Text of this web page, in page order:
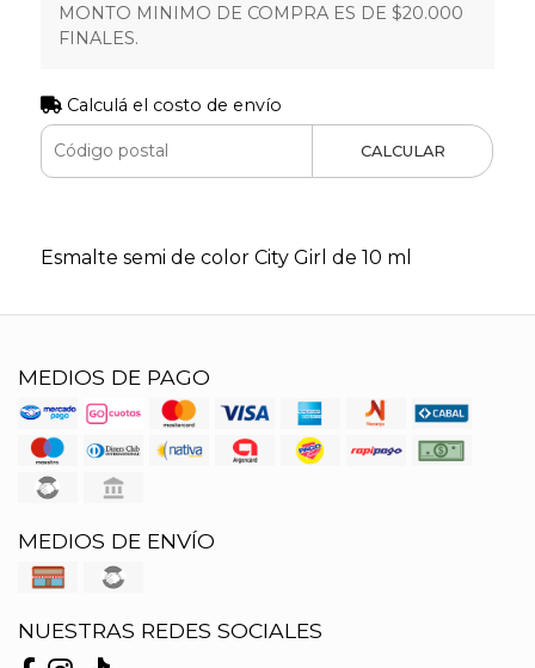
MONTO MINIMO DE COMPRA ES DE $20.000
FINALES.
Calculá el costo de envío
CALCULAR
Esmalte semi de color City Girl de 10 ml
MEDIOS DE PAGO
MEDIOS DE ENVÍO
NUESTRAS REDES SOCIALES